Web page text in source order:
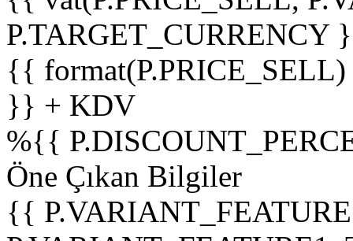
P.TARGET_CURRENCY
{{
}} + KDV
%{{
Öne Çıkan Bilgiler
{{